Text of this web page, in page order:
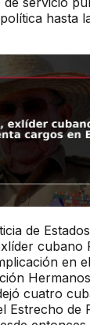
hasta
de
cubano
en
cuatro
Estrecho de